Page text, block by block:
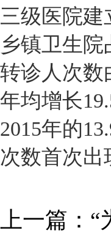
三级医院
乡镇卫生院
转诊人次数
年均增长
2015年的
次数首次出
上一篇： “